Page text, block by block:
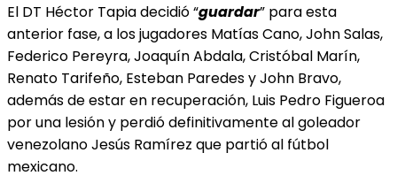
El DT Héctor Tapia decidió “guardar” para esta
anterior fase, a los jugadores Matías Cano, John Salas,
Federico Pereyra, Joaquín Abdala, Cristóbal Marín,
Renato Tarifeño, Esteban Paredes y John Bravo,
además de estar en recuperación, Luis Pedro Figueroa
por una lesión y perdió definitivamente al goleador
venezolano Jesús Ramírez que partió al fútbol
mexicano.